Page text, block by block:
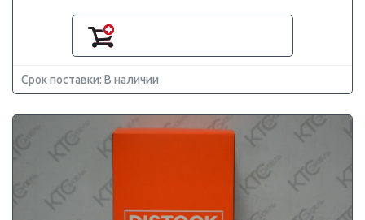
Срок поставки: В наличии